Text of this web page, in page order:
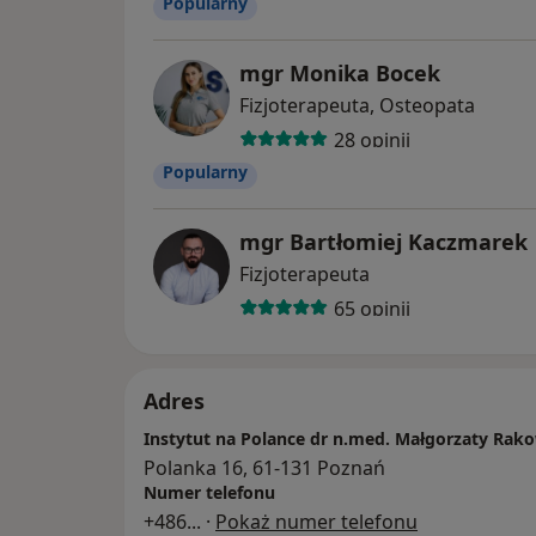
Rehabilitacja stanów pourazowych.
o nas inni na platformie opinii
recenzje za skuteczność terapii i
Zapraszamy do Instytutu na Polance dr n.
mgr Monika Bocek
Fizjoterapeuta, Osteopata
28 opinii
Popularny
mgr Bartłomiej Kaczmarek
Fizjoterapeuta
65 opinii
Adres
Instytut na Polance dr n.med. Małgorzaty
Polanka 16, 61-131 Poznań
Numer telefonu
+486... · Pokaż numer telefonu